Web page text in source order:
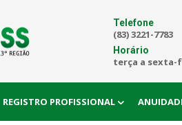
Telefone
(83) 3221-7783
Horário
terça a sexta-
REGISTRO PROFISSIONAL